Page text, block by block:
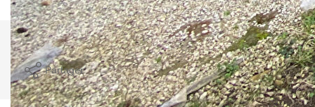
Imprimer
Partager Calculer mon budget